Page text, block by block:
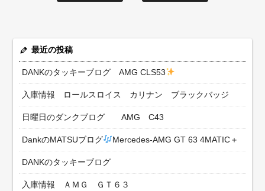
最近の投稿
DANKのタッキーブログ AMG CLS53
入庫情報 ロールスロイス カリナン ブラックバッジ
日曜日のダンクブログ AMG C43
DankのMATSUブログ Mercedes-AMG GT 63 4MATIC＋
DANKのタッキーブログ
入庫情報 ＡＭＧ ＧＴ６３